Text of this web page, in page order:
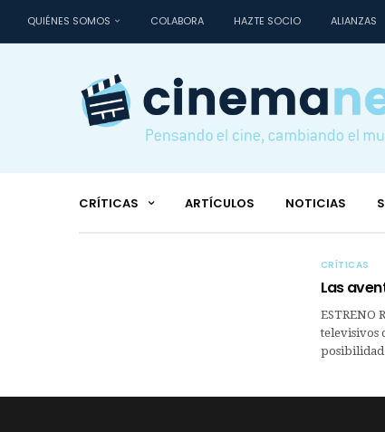
QUIÉNES SOMOS COLABORA HAZTE SOCIO ALIANZAS
CRÍTICAS ARTÍCULOS NOTICIAS
CRÍTICAS
Las
ESTRENO
televisivos
posibilidad